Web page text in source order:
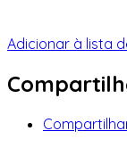
Adicionar à lista